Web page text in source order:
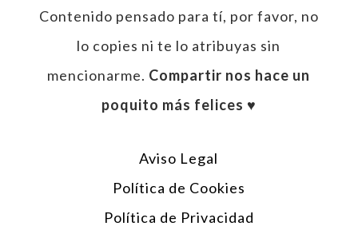
Contenido pensado para tí, por favor, no
lo copies ni te lo atribuyas sin
mencionarme. Compartir nos hace un
poquito más felices ♥︎
Aviso Legal
Política de Cookies
Política de Privacidad